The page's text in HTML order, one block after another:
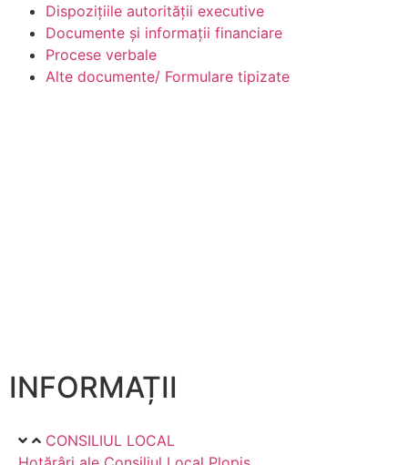
Dispozițiile autorității executive
Documente și informații financiare
Procese verbale
Alte documente/ Formulare tipizate
INFORMAȚII
CONSILIUL LOCAL